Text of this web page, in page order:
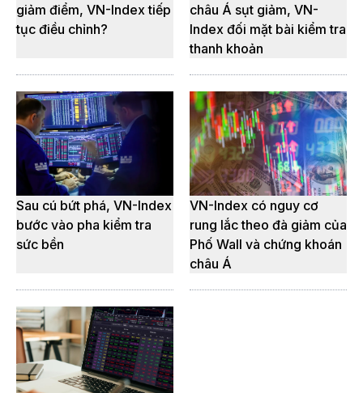
giảm điểm, VN-Index tiếp
tục điều chỉnh?
châu Á sụt giảm, VN-
Index đối mặt bài kiểm tra
thanh khoản
Sau cú bứt phá, VN-Index
bước vào pha kiểm tra
sức bền
VN-Index có nguy cơ
rung lắc theo đà giảm của
Phố Wall và chứng khoán
châu Á